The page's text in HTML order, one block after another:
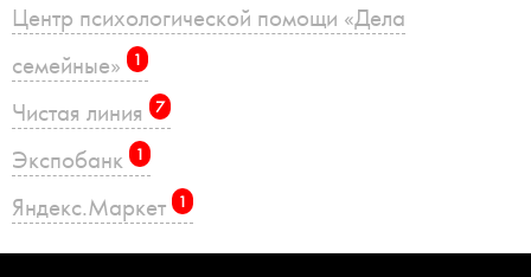
Центр психологической помощи «Дела
семейные»
1
Чистая линия 7
Экспобанк 1
Яндекс.Маркет 1